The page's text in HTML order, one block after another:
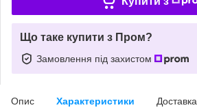
Що таке купити з Пром?
Замовлення під захистом
Опис Характеристики Доставка